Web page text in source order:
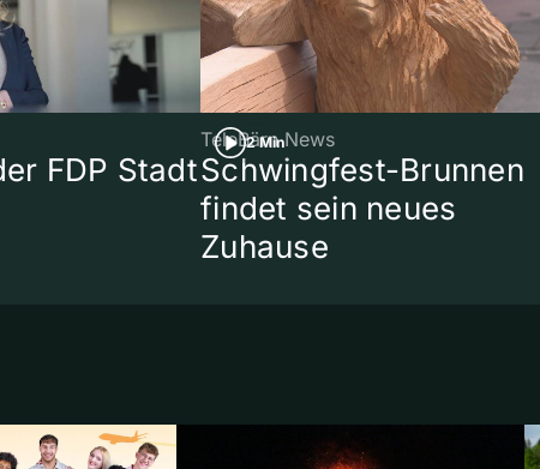
FDP Stadt
2 Min
TeleBärn News
Schwingfest-Brunnen
findet sein neues
Zuhause